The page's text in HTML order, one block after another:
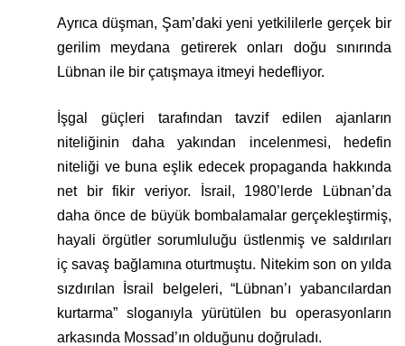
Ayrıca düşman, Şam’daki yeni yetkililerle gerçek bir
gerilim meydana getirerek onları doğu sınırında
Lübnan ile bir çatışmaya itmeyi hedefliyor.
İşgal güçleri tarafından tavzif edilen ajanların
niteliğinin daha yakından incelenmesi, hedefin
niteliği ve buna eşlik edecek propaganda hakkında
net bir fikir veriyor. İsrail, 1980’lerde Lübnan’da
daha önce de büyük bombalamalar gerçekleştirmiş,
hayali örgütler sorumluluğu üstlenmiş ve saldırıları
iç savaş bağlamına oturtmuştu. Nitekim son on yılda
sızdırılan İsrail belgeleri, “Lübnan’ı yabancılardan
kurtarma” sloganıyla yürütülen bu operasyonların
arkasında Mossad’ın olduğunu doğruladı.